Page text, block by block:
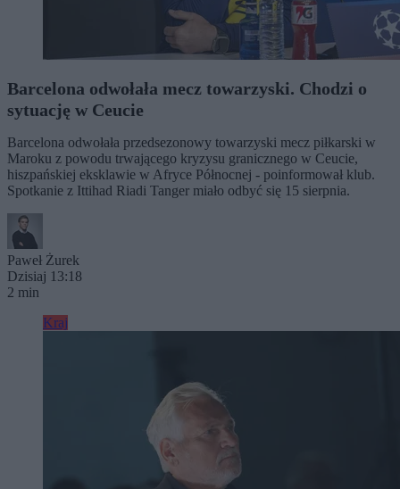
Barcelona odwołała mecz towarzyski. Chodzi o
sytuację w Ceucie
Barcelona odwołała przedsezonowy towarzyski mecz piłkarski w
Maroku z powodu trwającego kryzysu granicznego w Ceucie,
hiszpańskiej eksklawie w Afryce Północnej - poinformował klub.
Spotkanie z Ittihad Riadi Tanger miało odbyć się 15 sierpnia.
Paweł Żurek
Dzisiaj 13:18
2 min
Kraj